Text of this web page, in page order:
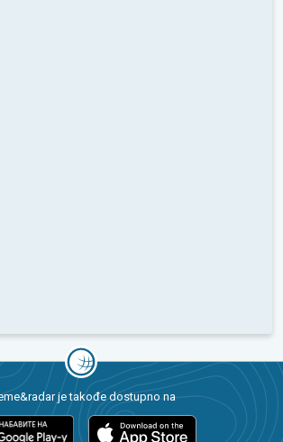
je takođe dostupno na